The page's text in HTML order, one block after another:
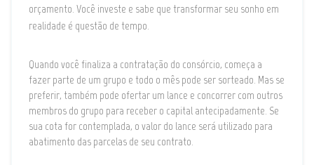
orçamento. Você investe e sabe que transformar seu sonho em
realidade é questão de tempo.
Quando você finaliza a contratação do consórcio, começa a
fazer parte de um grupo e todo o mês pode ser sorteado. Mas se
preferir, também pode ofertar um lance e concorrer com outros
membros do grupo para receber o capital antecipadamente. Se
sua cota for contemplada, o valor do lance será utilizado para
abatimento das parcelas de seu contrato.